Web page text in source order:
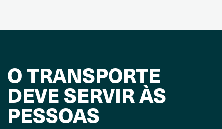
O TRANSPORTE
DEVE SERVIR ÀS
PESSOAS